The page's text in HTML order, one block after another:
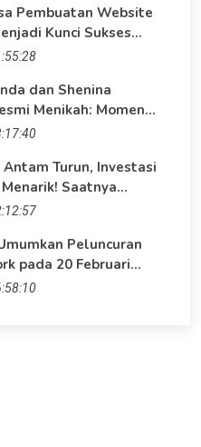
Pembuatan Website
Kunci Sukses
dan Shenina
Menikah: Momen
Digital
Antam Turun, Investasi
Saatnya
Keuntungan dengan
Peluncuran
pada 20 Februari